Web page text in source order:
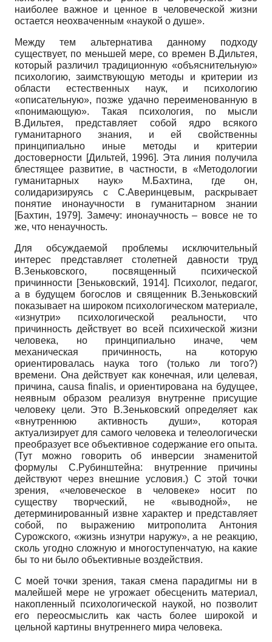
наиболее важное и ценное в человеческой жизни
остается неохваченным «наукой о душе».
Между тем альтернатива данному подходу
существует, по меньшей мере, со времен В.Дильтея,
который различил традиционную «объяснительную»
психологию, заимствующую методы и критерии из
области естественных наук, и психологию
«описательную», позже удачно переименованную в
«понимающую». Такая психология, по мысли
В.Дильтея, представляет собой ядро всякого
гуманитарного знания, и ей свойственны
принципиально иные методы и критерии
достоверности [Дильтей, 1996]. Эта линия получила
блестящее развитие, в частности, в «Методологии
гуманитарных наук» М.Бахтина, где он,
солидаризируясь с С.Аверинцевым, раскрывает
понятие инонаучности в гуманитарном знании
[Бахтин, 1979]. Замечу: инонаучность – вовсе не то
же, что ненаучность.
Для обсуждаемой проблемы исключительный
интерес представляет столетней давности труд
В.Зеньковского, посвященный психической
причинности [Зеньковский, 1914]. Психолог, педагог,
а в будущем богослов и священник В.Зеньковский
показывает на широком психологическом материале,
«изнутри» психологической реальности, что
причинность действует во всей психической жизни
человека, но принципиально иначе, чем
механическая причинность, на которую
ориентировалась наука того (только ли того?)
времени. Она действует как конечная, или целевая,
причина, causa finalis, и ориентирована на будущее,
неявным образом реализуя внутренне присущие
человеку цели. Это В.Зеньковский определяет как
«внутреннюю активность души», которая
актуализирует для самого человека и телеологически
преобразует все объективное содержание его опыта.
(Тут можно говорить об инверсии знаменитой
формулы С.Рубинштейна: внутренние причины
действуют через внешние условия.) С этой точки
зрения, «человеческое в человеке» носит по
существу творческий, не «выводной», не
детерминированный извне характер и представляет
собой, по выражению митрополита Антония
Сурожского, «жизнь изнутри наружу», а не реакцию,
сколь угодно сложную и многоступенчатую, на какие
бы то ни было объективные воздействия.
С моей точки зрения, такая смена парадигмы ни в
малейшей мере не угрожает обесценить материал,
накопленный психологической наукой, но позволит
его переосмыслить как часть более широкой и
цельной картины внутреннего мира человека.